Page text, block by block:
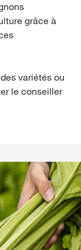
grâce à
variétés ou
le conseiller